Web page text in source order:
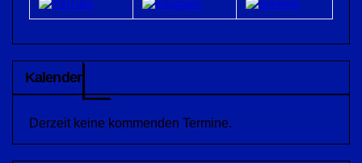
Kalender
Derzeit keine kommenden Termine.